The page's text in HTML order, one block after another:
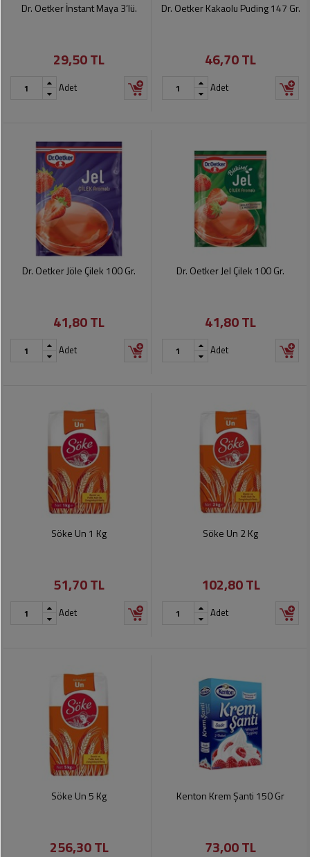
Dr. Oetker İnstant Maya 3’lü.
29,50 TL
Adet
Dr. Oetker Kakaolu Puding 147 Gr.
46,70 TL
Adet
Dr. Oetker Jöle Çilek 100 Gr.
41,80 TL
Adet
Dr. Oetker Jel Çilek 100 Gr.
41,80 TL
Adet
Söke Un 1 Kg
51,70 TL
Adet
Söke Un 2 Kg
102,80 TL
Adet
Söke Un 5 Kg
256,30 TL
Kenton Krem Şanti 150 Gr
73,00 TL